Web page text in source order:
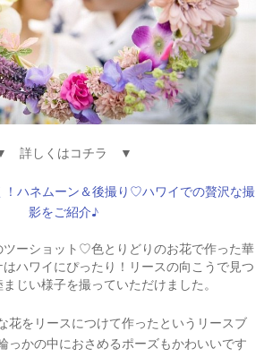
詳しくはコチラ ▼
！ハネムーン＆後撮り♡ハワイでの贅沢な撮
影をご紹介♪
ツーショット♡色とりどりのお花で作った華
ハワイにぴったり！リースの向こうで見つ
じい様子を撮っていただけました。
花をリースにつけて作ったというリースブ
っかの中におさめるポーズもかわいいです